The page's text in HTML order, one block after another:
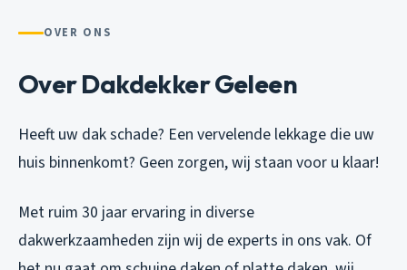
OVER ONS
Over Dakdekker Geleen
Heeft uw dak schade? Een vervelende lekkage die uw
huis binnenkomt? Geen zorgen, wij staan voor u klaar!
Met ruim 30 jaar ervaring in diverse
dakwerkzaamheden zijn wij de experts in ons vak. Of